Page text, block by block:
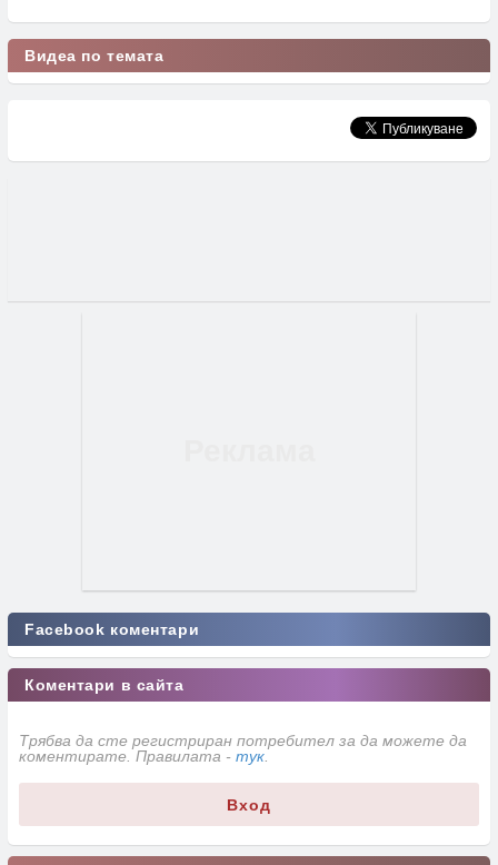
Видеа по темата
Facebook коментари
Коментари в сайта
Трябва да сте регистриран потребител за да можете да
коментирате. Правилата - тук
Вход